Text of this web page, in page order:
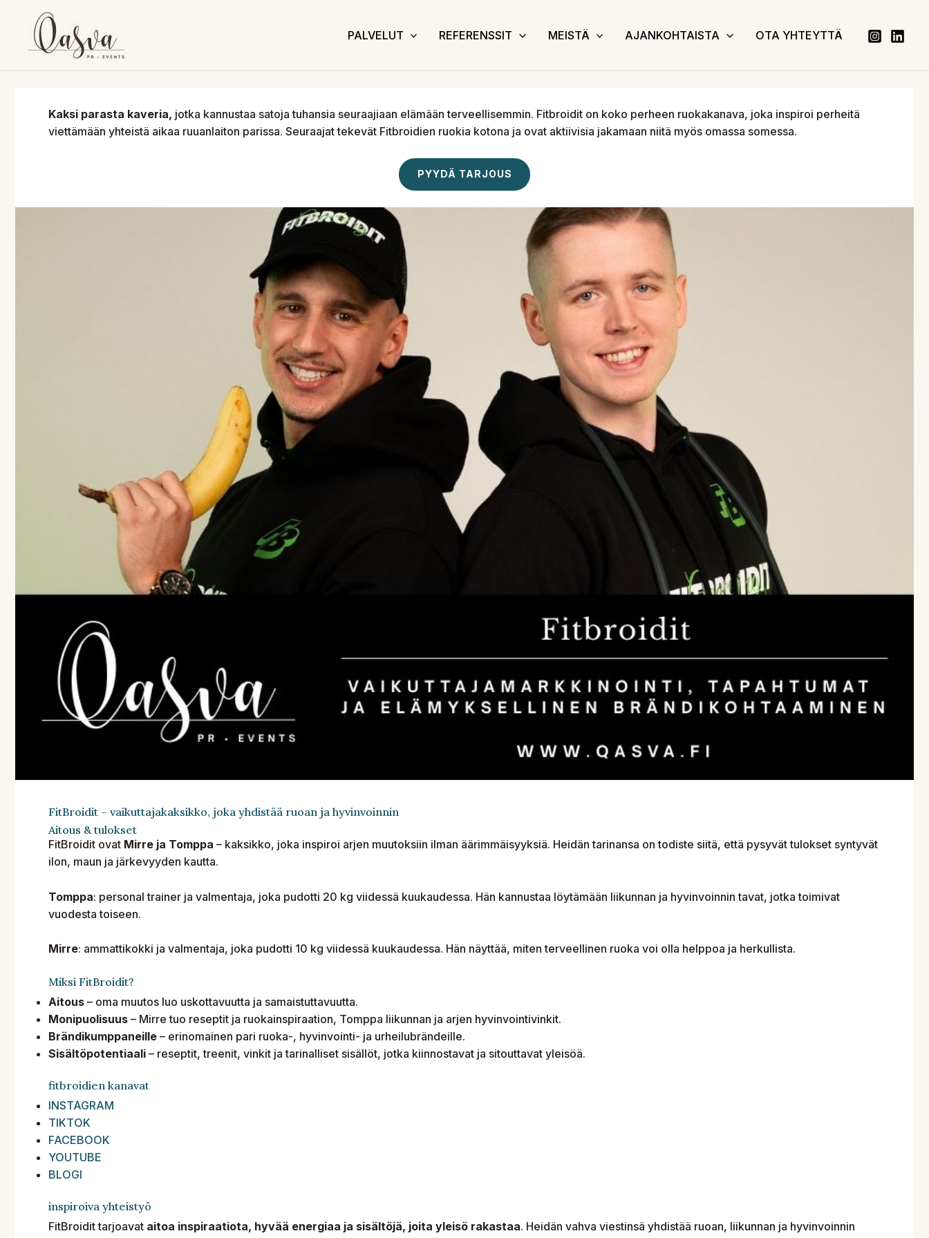
sisältöön
PALVELUT REFERENSSIT MEISTÄ AJANKOHTAISTA OTA YHTEYTTÄ
Kaksi parasta kaveria, jotka kannustaa satoja tuhansia seuraajiaan elämään terveellisemmin. Fitbroidit on koko perheen ruokakanava, joka inspiroi perheitä
viettämään yhteistä aikaa ruuanlaiton parissa. Seuraajat tekevät Fitbroidien ruokia kotona ja ovat aktiivisia jakamaan niitä myös omassa somessa.
PYYDÄ TARJOUS
FitBroidit – vaikuttajakaksikko, joka yhdistää ruoan ja hyvinvoinnin
Aitous & tulokset
FitBroidit ovat Mirre ja Tomppa – kaksikko, joka inspiroi arjen muutoksiin ilman äärimmäisyyksiä. Heidän tarinansa on todiste siitä, että pysyvät tulokset syntyvät
ilon, maun ja järkevyyden kautta.
Tomppa: personal trainer ja valmentaja, joka pudotti 20 kg viidessä kuukaudessa. Hän kannustaa löytämään liikunnan ja hyvinvoinnin tavat, jotka toimivat
vuodesta toiseen.
Mirre: ammattikokki ja valmentaja, joka pudotti 10 kg viidessä kuukaudessa. Hän näyttää, miten terveellinen ruoka voi olla helppoa ja herkullista.
Miksi FitBroidit?
Aitous – oma muutos luo uskottavuutta ja samaistuttavuutta.
Monipuolisuus – Mirre tuo reseptit ja ruokainspiraation, Tomppa liikunnan ja arjen hyvinvointivinkit.
Brändikumppaneille – erinomainen pari ruoka-, hyvinvointi- ja urheilubrändeille.
Sisältöpotentiaali – reseptit, treenit, vinkit ja tarinalliset sisällöt, jotka kiinnostavat ja sitouttavat yleisöä.
fitbroidien kanavat
INSTAGRAM
TIKTOK
FACEBOOK
YOUTUBE
BLOGI
inspiroiva yhteistyö
FitBroidit tarjoavat aitoa inspiraatiota, hyvää energiaa ja sisältöjä, joita yleisö rakastaa. Heidän vahva viestinsä yhdistää ruoan, liikunnan ja hyvinvoinnin